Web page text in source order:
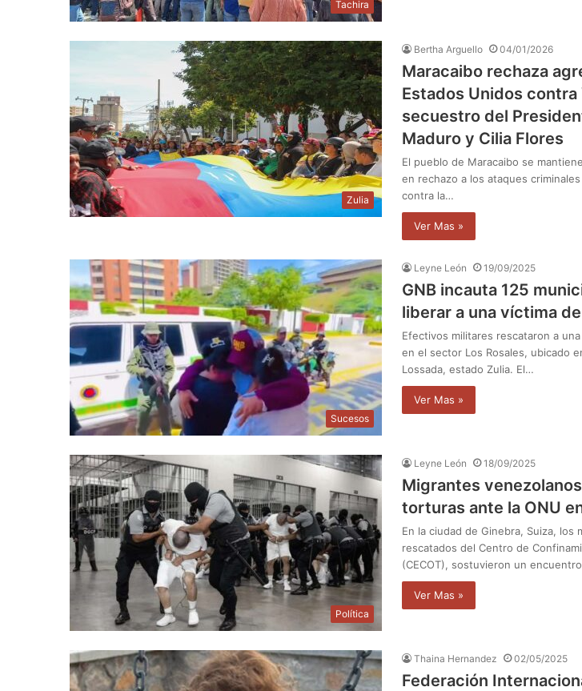
Tachira
Zulia
Bertha Arguello 04/01/2026
Maracaibo rechaza
Estados Unidos contra
secuestro del
Maduro y Cilia Flores
El pueblo de Maracaibo se
en rechazo a los ataques
contra la…
Ver Mas »
Sucesos
Leyne León 19/09/2025
GNB incauta 125
liberar a una víctima
Efectivos militares rescataron a
en el sector Los Rosales, ubicado
Lossada, estado Zulia. El…
Ver Mas »
Política
Leyne León 18/09/2025
Migrantes
torturas ante la ONU
En la ciudad de Ginebra, Suiza, los
rescatados del Centro de
(CECOT), sostuvieron un
Ver Mas »
Thaina Hernandez 02/05/2025
Federación